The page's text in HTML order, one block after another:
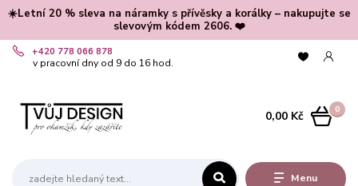
☀️Letní 20 % sleva na náramky s přívěsky a korálky – nakupujte se
slevovým kódem 2606. ❤️
Menu
+420 778 066 878
v pracovní dny od 9 do 16 hod.
0
0,00 Kč